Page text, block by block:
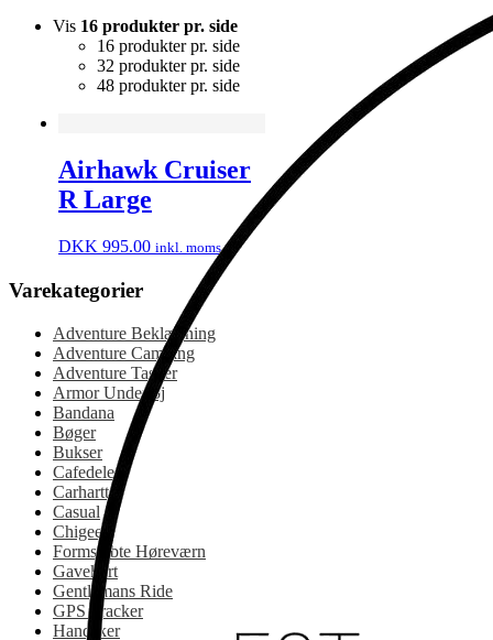
Vis 16 produkter pr. side
16 produkter pr. side
32 produkter pr. side
48 produkter pr. side
Airhawk Cruiser
R Large
DKK 995.00 inkl. moms
Varekategorier
Adventure Beklædning
Adventure Camping
Adventure Tasker
Armor Undertøj
Bandana
Bøger
Bukser
Cafedele
Carhartt
Casual
Chigee
Formstøbte Høreværn
Gavekort
Gentlemans Ride
GPS Tracker
Handsker